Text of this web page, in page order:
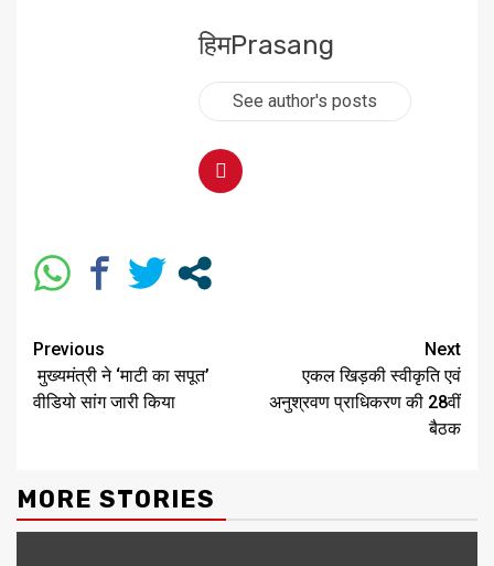
हिमPrasang
See author's posts
Previous
मुख्यमंत्री ने ‘माटी का सपूत’
वीडियो सांग जारी किया
Next
एकल खिड़की स्वीकृति एवं
अनुश्रवण प्राधिकरण की 28वीं
बैठक
MORE STORIES